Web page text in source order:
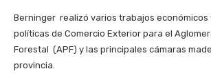
Berninger realizó varios trabajos económicos
políticas de Comercio Exterior para el
Forestal (APF) y las principales cámaras
provincia.